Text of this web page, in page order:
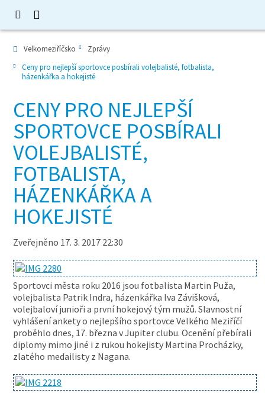
Velkomeziříčsko
Zprávy
Ceny pro nejlepší sportovce posbírali volejbalisté, fotbalista,
házenkářka a hokejisté
CENY PRO NEJLEPŠÍ
SPORTOVCE POSBÍRALI
VOLEJBALISTÉ,
FOTBALISTA,
HÁZENKÁŘKA A
HOKEJISTÉ
Zveřejněno 17. 3. 2017 22:30
Sportovci města roku 2016 jsou fotbalista Martin Puža,
volejbalista Patrik Indra, házenkářka Iva Závišková,
volejbaloví junioři a první hokejový tým mužů. Slavnostní
vyhlášení ankety o nejlepšího sportovce Velkého Meziříčí
proběhlo dnes, 17. března v Jupiter clubu. Ocenění přebírali
diplomy mimo jiné i z rukou hokejisty Martina Procházky,
zlatého medailisty z Nagana.